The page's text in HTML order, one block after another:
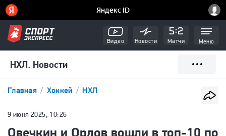
Видео Новости Матчи Меню
НХЛ. Новости
Главная Хоккей НХЛ
9 июня 2025, 10:26
Овечкин и Орлов вошли в топ-10 по